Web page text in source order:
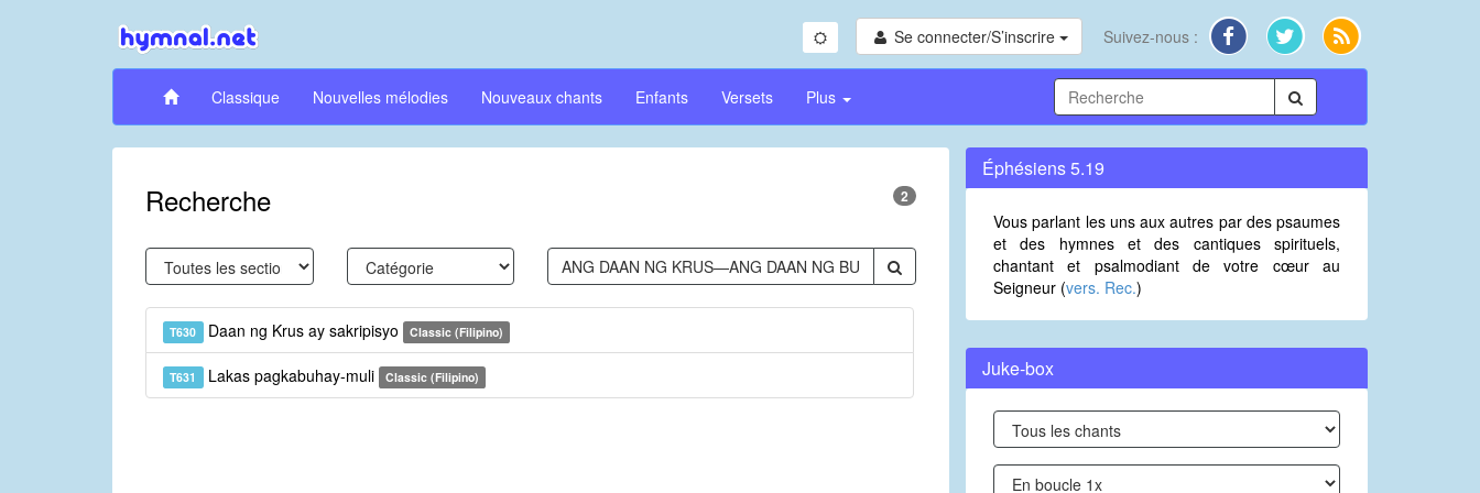
Se connecter/S’inscrire Suivez-nous :
Classique Nouvelles mélodies Nouveaux chants Enfants Versets Plus
Recherche 2
T630 Daan ng Krus ay sakripisyo Classic (Filipino)
T631 Lakas pagkabuhay-muli Classic (Filipino)
Éphésiens 5.19
Vous parlant les uns aux autres par des psaumes
et des hymnes et des cantiques spirituels,
chantant et psalmodiant de votre cœur au
Seigneur (vers. Rec.)
Juke-box